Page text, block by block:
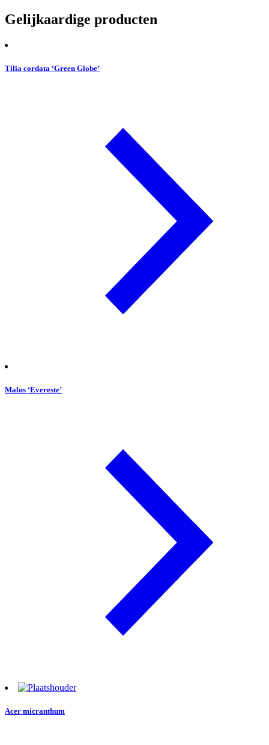
Gelijkaardige producten
Tilia cordata ‘Green Globe’
Malus ‘Evereste’
Acer micranthum